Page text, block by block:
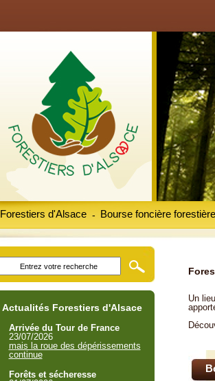
Forestiers d'Alsace Bourse foncière forestière
-
Un
Actualités Forestiers d'Alsace
Arrivée du Tour de France
23/07/2026
mais la roue des dépérissements
continue
Forêts et sécheresse